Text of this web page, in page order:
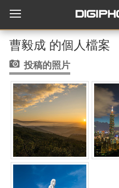
曹毅成 的個人檔案
投稿的照片